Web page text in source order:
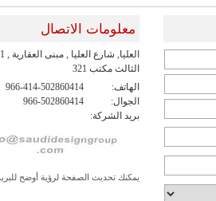
معلومات الاتصال
الثالث مكتب 321
الهاتف:
966-414-502860414
الجوال:
966-502860414
بريد الشركة:
يمكنك تحديث الصفحة لرؤية أوضح